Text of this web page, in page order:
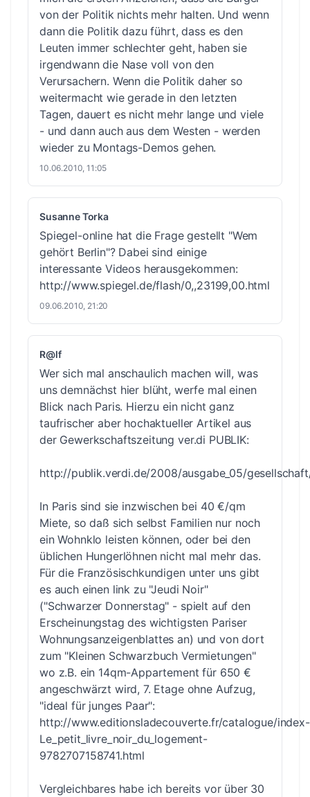
von der Politik nichts mehr halten. Und wenn
dann die Politik dazu führt, dass es den
Leuten immer schlechter geht, haben sie
irgendwann die Nase voll von den
Verursachern. Wenn die Politik daher so
weitermacht wie gerade in den letzten
Tagen, dauert es nicht mehr lange und viele
- und dann auch aus dem Westen - werden
wieder zu Montags-Demos gehen.
10.06.2010, 11:05
Susanne Torka
Spiegel-online hat die Frage gestellt "Wem
gehört Berlin"? Dabei sind einige
interessante Videos herausgekommen:
http://www.spiegel.de/flash/0,,23199,00.html
09.06.2010, 21:20
R@lf
Wer sich mal anschaulich machen will, was
uns demnächst hier blüht, werfe mal einen
Blick nach Paris. Hierzu ein nicht ganz
taufrischer aber hochaktueller Artikel aus
der Gewerkschaftszeitung ver.di PUBLIK:
http://publik.verdi.de/2008/ausgabe_05/
In Paris sind sie inzwischen bei 40 €/qm
Miete, so daß sich selbst Familien nur noch
ein Wohnklo leisten können, oder bei den
üblichen Hungerlöhnen nicht mal mehr das.
Für die Französischkundigen unter uns gibt
es auch einen link zu "Jeudi Noir"
("Schwarzer Donnerstag" - spielt auf den
Erscheinungstag des wichtigsten Pariser
Wohnungsanzeigenblattes an) und von dort
zum "Kleinen Schwarzbuch Vermietungen"
wo z.B. ein 14qm-Appartement für 650 €
angeschwärzt wird, 7. Etage ohne Aufzug,
"ideal für junges Paar":
http://www.editionsladecouverte.fr/catalogue/index-
Le_petit_livre_noir_du_logement-
9782707158741.html
Vergleichbares habe ich bereits vor über 30